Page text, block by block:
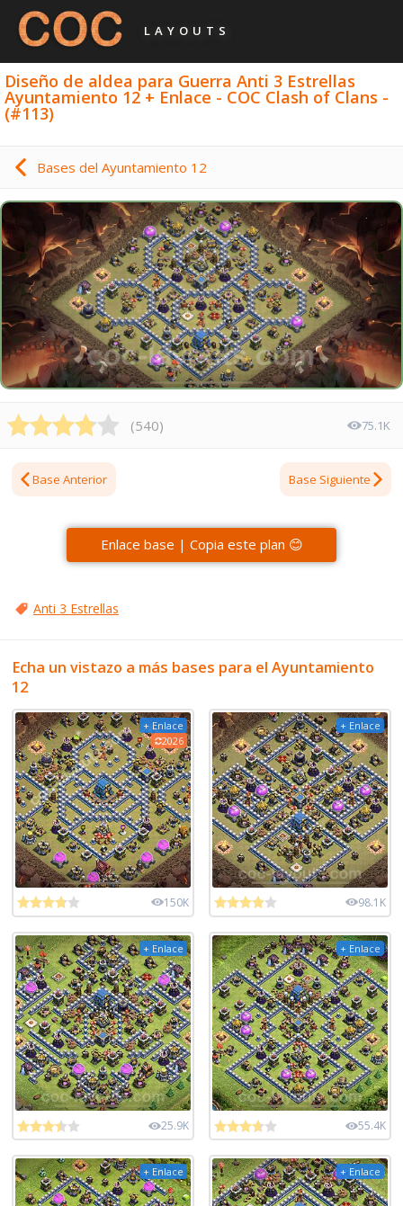
LAYOUTS
Diseño de aldea para Guerra Anti 3 Estrellas
Ayuntamiento 12 + Enlace - COC Clash of Clans -
(#113)
Bases del Ayuntamiento 12
(540) 75.1K
Base Anterior Base Siguiente
Enlace base | Copia este plan 😊
Anti 3 Estrellas
Echa un vistazo a más bases para el Ayuntamiento
12
+ Enlace
2026
150K
+ Enlace
98.1K
+ Enlace
25.9K
+ Enlace
55.4K
+ Enlace + Enlace